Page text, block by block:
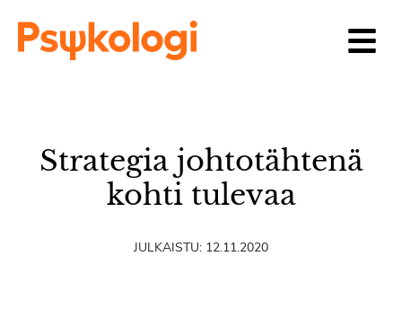
Strategia johtotähtenä
kohti tulevaa
JULKAISTU: 12.11.2020